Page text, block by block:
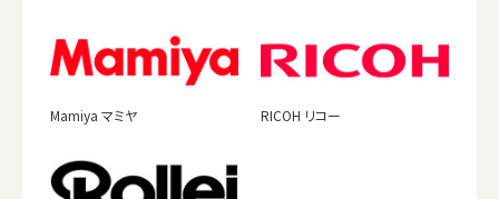
Mamiya マミヤ RICOH リコー